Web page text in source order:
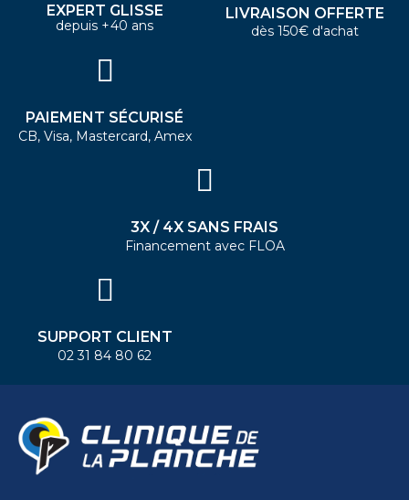
EXPERT GLISSE
depuis +40 ans
LIVRAISON OFFERTE
dès 150€ d'achat
PAIEMENT SÉCURISÉ
CB, Visa, Mastercard, Amex
3X / 4X SANS FRAIS
Financement avec FLOA
SUPPORT CLIENT
02 31 84 80 62